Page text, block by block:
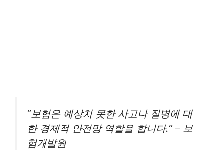
“보험은 예상치 못한 사고나 질병에 대
한 경제적 안전망 역할을 합니다.” – 보
험개발원